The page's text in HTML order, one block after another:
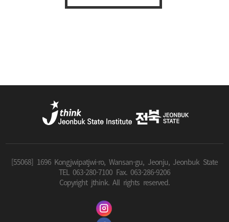
[55068] 1696 Kongjwipatjwi-ro, Wansan-gu, Jeonju, Jeonbuk State
TEL 063-280-7100 Fax. 063-286-9206
Copyright jthink. All rights reserved.